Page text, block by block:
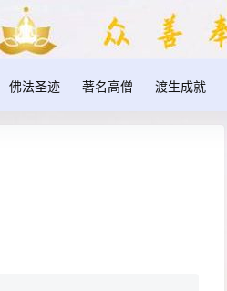
佛法圣迹 著名高僧 渡生成就